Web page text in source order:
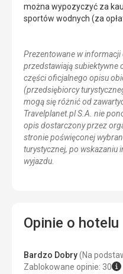
można wypozyczyć za
sportów wodnych (za
Prezentowane w informacji
przedstawiają subiektywne
części oficjalnego opisu
(przedsiębiorcy
mogą się różnić od
Travelplanet.pl S.A. nie
opis dostarczony przez
stronie poświęconej
turystycznej, po wskazaniu
wyjazdu.
Opinie o hotelu
Bardzo Dobry(Na
Zablokowane opinie: 30